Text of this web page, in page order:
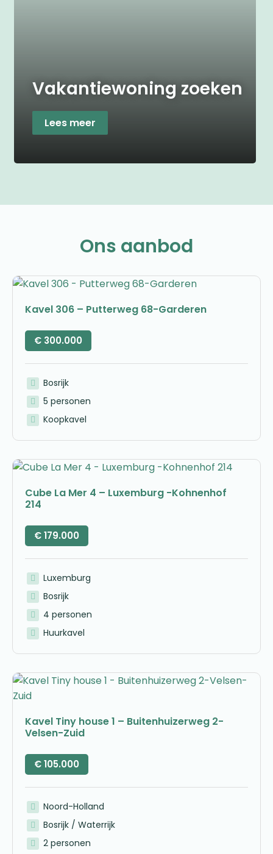
Vakantiewoning zoeken
Lees meer
Ons aanbod
Kavel 306 – Putterweg 68-Garderen
€ 300.000
Bosrijk
5 personen
Koopkavel
Cube La Mer 4 – Luxemburg -Kohnenhof
214
€179.000
Luxemburg
Bosrijk
4 personen
Huurkavel
Kavel Tiny house 1 – Buitenhuizerweg 2-
Velsen-Zuid
€105.000
Noord-Holland
Bosrijk / Waterrijk
2 personen